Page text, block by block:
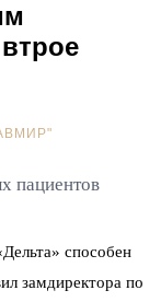
пациентов
способен
замдиректора по